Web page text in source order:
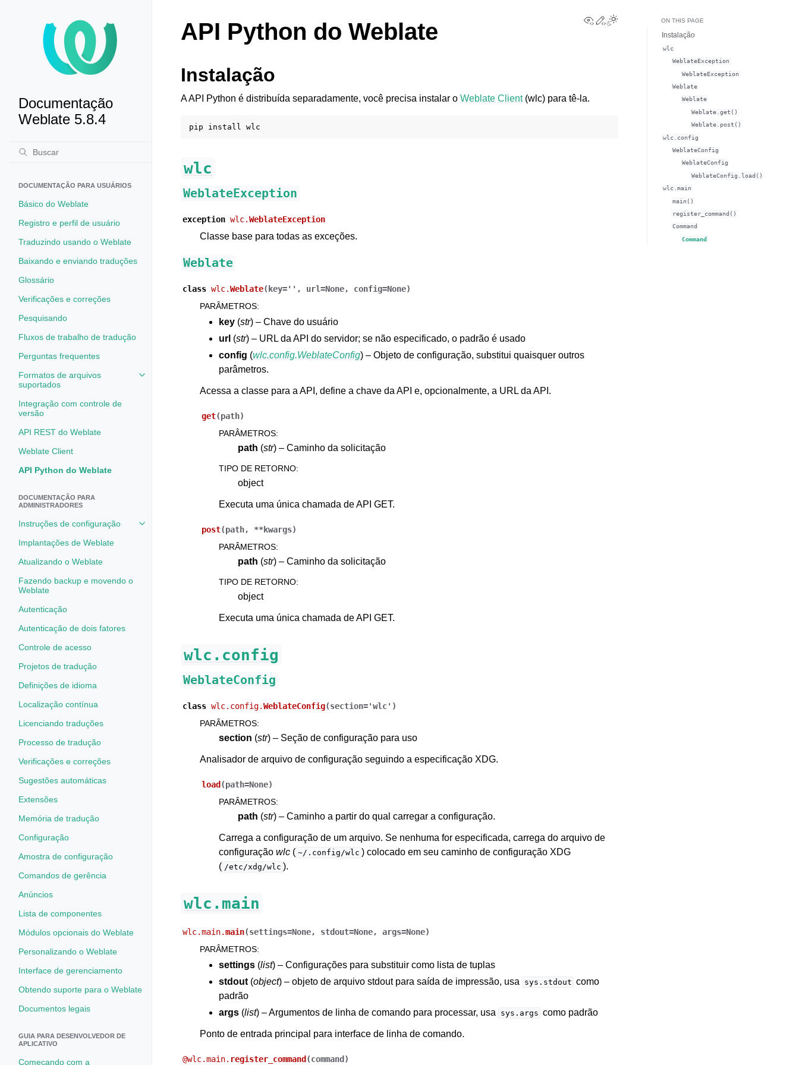
Documentação
Weblate 5.8.4
DOCUMENTAÇÃO PARA USUÁRIOS
Básico do Weblate
Registro e perfil de usuário
Traduzindo usando o Weblate
Baixando e enviando traduções
Glossário
Verificações e correções
Pesquisando
Fluxos de trabalho de tradução
Perguntas frequentes
Formatos de arquivos
suportados
Toggle navigation of Formatos de arquivos suportados
Integração com controle de
versão
API REST do Weblate
Weblate Client
API Python do Weblate
DOCUMENTAÇÃO PARA
ADMINISTRADORES
Instruções de configuração
Toggle navigation of Instruções de configuração
Implantações de Weblate
Atualizando o Weblate
Fazendo backup e movendo o
Weblate
Autenticação
Autenticação de dois fatores
Controle de acesso
Projetos de tradução
Definições de idioma
Localização contínua
Licenciando traduções
Processo de tradução
Verificações e correções
Sugestões automáticas
Extensões
Memória de tradução
Configuração
Amostra de configuração
Comandos de gerência
Anúncios
Lista de componentes
Módulos opcionais do Weblate
Personalizando o Weblate
Interface de gerenciamento
Obtendo suporte para o Weblate
Documentos legais
GUIA PARA DESENVOLVEDOR DE
APLICATIVO
Começando com a
View this page
Edit this page
Toggle Light / Dark / Auto color theme
API Python do Weblate
Instalação
A API Python é distribuída separadamente, você precisa instalar o Weblate Client(wlc) para tê-la.
pip install
wlc
WeblateException
exception wlc.WeblateException
Classe base para todas as exceções.
Weblate
class wlc.Weblate( key='' , url=None, config=None)
PARÂMETROS:
key (str) – Chave do usuário
url (str) – URL da API do servidor; se não especificado, o padrão é usado
config (wlc.config.WeblateConfig) – Objeto de configuração, substitui quaisquer outros
parâmetros.
Acessa a classe para a API, define a chave da API e, opcionalmente, a URL da API.
get(path)
PARÂMETROS:
path (str) – Caminho da solicitação
TIPO DE RETORNO:
object
Executa uma única chamada de API GET.
post(path, **kwargs)
PARÂMETROS:
path (str) – Caminho da solicitação
TIPO DE RETORNO:
object
Executa uma única chamada de API GET.
wlc.config
WeblateConfig
class wlc.config.WeblateConfig(section='wlc' )
PARÂMETROS:
section (str) – Seção de configuração para uso
Analisador de arquivo de configuração seguindo a especificação XDG.
load (path=None)
PARÂMETROS:
path (str) – Caminho a partir do qual carregar a configuração.
Carrega a configuração de um arquivo. Se nenhuma for especificada, carrega do arquivo de
configuração wlc ( ~/.config/wlc ) colocado em seu caminho de configuração XDG
( /etc/xdg/wlc ).
wlc.main
wlc.main.main(settings=None, stdout=None, args=None)
PARÂMETROS:
settings (list) – Configurações para substituir como lista de tuplas
stdout (object) – objeto de arquivo stdout para saída de impressão, usa sys.stdout como
padrão
args (list) – Argumentos de linha de comando para processar, usa sys.args como padrão
Ponto de entrada principal para interface de linha de comando.
@wlc.main. register_command (command )
ON THIS PAGE
Instalação
wlc
WeblateException
WeblateException
Weblate
Weblate
Weblate.get()
Weblate.post()
wlc.config
WeblateConfig
WeblateConfig
WeblateConfig.load()
wlc.main
main()
register_command()
Command
Command